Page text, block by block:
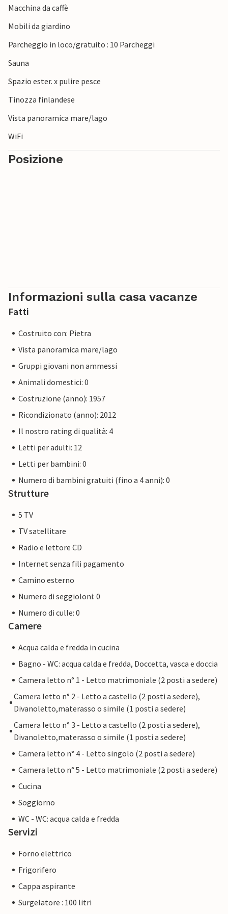
strada garantisce pace e tranquillità, con un suggestivo
pozzo per il fuoco sulla riva. Ampie aree verdi con porte da
Accendete il fuoco nel camino dell'antica fucina e
rilassatevi insieme al bar della botte di whisky o sulla
Macchina da caffè
Mobili da giardino
Parcheggio in loco/gratuito : 10 Parcheggi
Sauna
Spazio ester. x pulire pesce
Tinozza finlandese
Vista panoramica mare/lago
WiFi
Posizione
Informazioni sulla casa vacanze
Fatti
Costruito con: Pietra
Vista panoramica mare/lago
Gruppi giovani non ammessi
Animali domestici: 0
Costruzione (anno): 1957
Ricondizionato (anno): 2012
Il nostro rating di qualità: 4
Letti per adulti: 12
Letti per bambini: 0
Numero di bambini gratuiti (fino a 4 anni): 0
Strutture
5 TV
TV satellitare
Radio e lettore CD
Internet senza fili pagamento
Camino esterno
Numero di seggioloni: 0
Numero di culle: 0
Camere
Acqua calda e fredda in cucina
Bagno - WC: acqua calda e fredda, Doccetta, vasca e doccia
Camera letto n° 1 - Letto matrimoniale (2 posti a sedere)
Camera letto n° 2 - Letto a castello (2 posti a sedere),
Divanoletto,materasso o simile (1 posti a sedere)
Camera letto n° 3 - Letto a castello (2 posti a sedere),
Divanoletto,materasso o simile (1 posti a sedere)
Camera letto n° 4 - Letto singolo (2 posti a sedere)
Camera letto n° 5 - Letto matrimoniale (2 posti a sedere)
Cucina
Soggiorno
WC - WC: acqua calda e fredda
Servizi
Forno elettrico
Frigorifero
Cappa aspirante
Surgelatore : 100 litri